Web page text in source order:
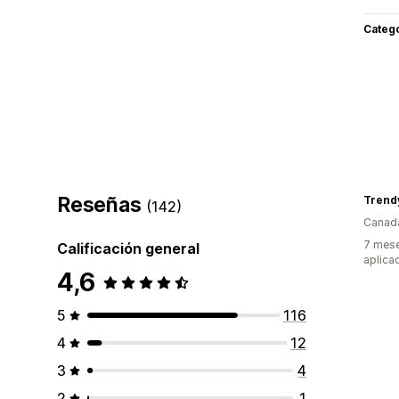
Reseñas (142)
Calificación general
4,6
5
116
4
12
3
4
7